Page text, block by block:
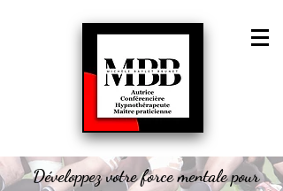
Développez votre force mentale pour